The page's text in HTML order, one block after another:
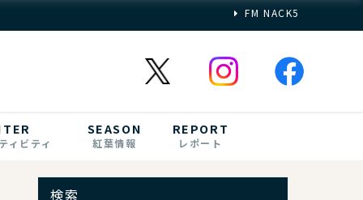
FM NACK5
ィビティ
SEASON
紅葉情報
REPORT
レポート
検索